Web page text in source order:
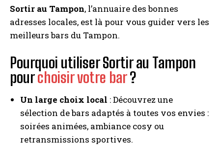
Sortir au Tampon, l’annuaire des bonnes
adresses locales, est là pour vous guider vers les
meilleurs bars du Tampon.
Pourquoi utiliser Sortir au Tampon
pourchoisir votre bar?
Un large choix local : Découvrez une
sélection de bars adaptés à toutes vos envies :
soirées animées, ambiance cosy ou
retransmissions sportives.